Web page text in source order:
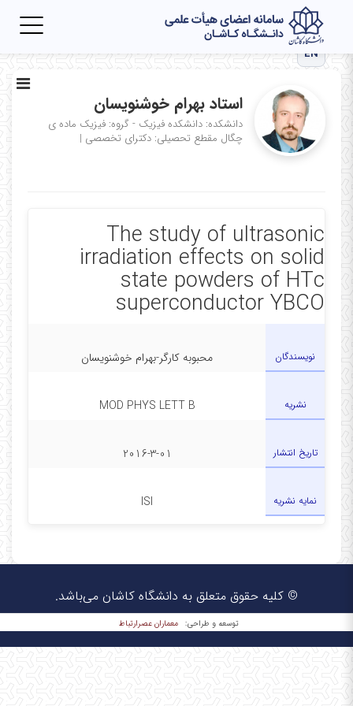
EN
استاد بهرام خوشنویسان
دانشکده: دانشکده فیزیک - گروه: فیزیک ماده ی
چگال مقطع تحصیلی: دکترای تخصصی |
The study of ultrasonic
irradiation effects on solid
state powders of HTc
superconductor YBCO
نویسندگان محبوبه کارگر-بهرام خوشنویسان
نشریه MOD PHYS LETT B
تاریخ انتشار 2016-3-01
نمایه نشریه ISI
© کلیه حقوق متعلق به دانشگاه کاشان می‌باشد.
توسعه و طراحی: معماران عصر‌ارتباط